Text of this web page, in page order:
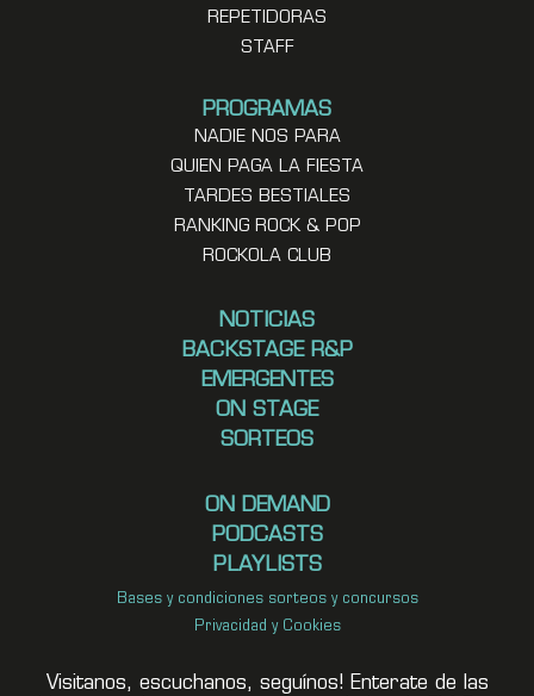
REPETIDORAS
STAFF
PROGRAMAS
NADIE NOS PARA
QUIEN PAGA LA FIESTA
TARDES BESTIALES
RANKING ROCK & POP
ROCKOLA CLUB
NOTICIAS
BACKSTAGE R&P
EMERGENTES
ON STAGE
SORTEOS
ON DEMAND
PODCASTS
PLAYLISTS
Bases y condiciones sorteos y concursos
Privacidad y Cookies
Visitanos, escuchanos, seguínos! Enterate de las